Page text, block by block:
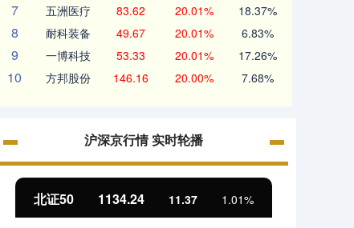
7 五洲医疗 83.62 20.01% 18.37%
8 耐科装备 49.67 20.01% 6.83%
9 一博科技 53.33 20.01% 17.26%
10 方邦股份 146.16 20.00% 7.68%
沪深京行情 实时轮播
北证50 1134.24 11.37 1.01%